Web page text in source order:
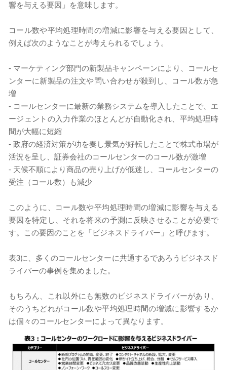
響を与える要因」を意味します。
コール数や平均処理時間の増減に影響を与える要因として、
例えば次のようなことが考えられるでしょう。
- マーケティング部門の新製品キャンペーンにより、コールセ
ンターに新製品の注文や問い合わせが殺到し、コール数が急
増
- コールセンターに最新の業務システムを導入したことで、エ
ージェントの入力作業のほとんどが自動化され、平均処理時
間が大幅に短縮
- 政府の経済対策が功を奏し景気が好転したことで株式市場が
活況を呈し、証券会社のコールセンターのコール数が激増
- 天候不順により商品の売り上げが低迷し、コールセンターの
受注（コール数）も減少
このように、コール数や平均処理時間の増減に影響を与える
要因を特定し、それを将来の予測に反映させることが必要で
す。この要因のことを「ビジネスドライバー」と呼びます。
表3に、多くのコールセンターに共通するであろうビジネスド
ライバーの事例を集めました。
もちろん、これ以外にも無数のビジネスドライバーがあり、
そのうちどれがコール数や平均処理時間の増減に影響するか
は個々のコールセンターによって異なります。